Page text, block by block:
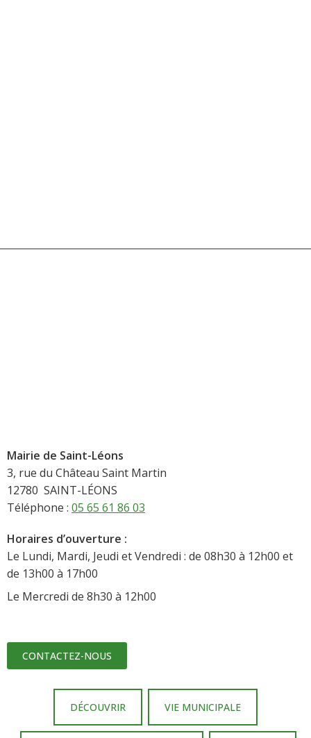
Mairie de Saint-Léons
3, rue du Château Saint Martin
12780 SAINT-LÉONS
Téléphone : 05 65 61 86 03
Horaires d’ouverture :
Le Lundi, Mardi, Jeudi et Vendredi : de 08h30 à 12h00 et
de 13h00 à 17h00
Le Mercredi de 8h30 à 12h00
CONTACTEZ-NOUS
DÉCOUVRIR VIE MUNICIPALE